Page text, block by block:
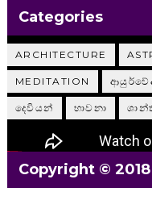
Categories
ARCHITECTURE
MEDITATION
දෙවියන් භාවනා
Copyright ©